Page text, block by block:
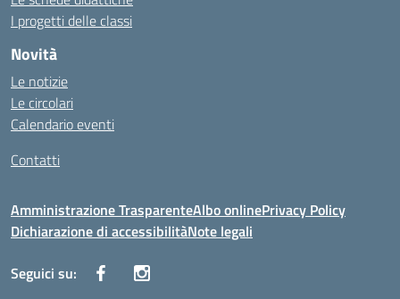
I progetti delle classi
Novità
Le notizie
Le circolari
Calendario eventi
Contatti
Amministrazione TrasparenteAlbo onlinePrivacy Policy
Dichiarazione di accessibilitàNote legali
Seguici su: